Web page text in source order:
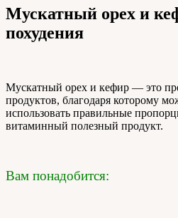
Мускатный орех и
похудения
Мускатный орех и кефир — это
продуктов, благодаря которому
использовать правильные
витаминный полезный продукт.
Вам понадобится: